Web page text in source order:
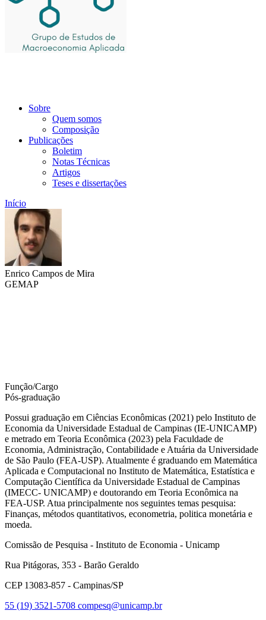
Sobre
Quem somos
Composição
Publicações
Boletim
Notas Técnicas
Artigos
Teses e dissertações
Início
Enrico Campos de Mira
GEMAP
Função/Cargo
Pós-graduação
Possui graduação em Ciências Econômicas (2021) pelo Instituto de
Economia da Universidade Estadual de Campinas (IE-UNICAMP)
e metrado em Teoria Econômica (2023) pela Faculdade de
Economia, Administração, Contabilidade e Atuária da Universidade
de São Paulo (FEA-USP). Atualmente é graduando em Matemática
Aplicada e Computacional no Instituto de Matemática, Estatística e
Computação Científica da Universidade Estadual de Campinas
(IMECC- UNICAMP) e doutorando em Teoria Econômica na
FEA-USP. Atua principalmente nos seguintes temas pesquisa:
Finanças, métodos quantitativos, econometria, politica monetária e
moeda.
Comissão de Pesquisa - Instituto de Economia - Unicamp
Rua Pitágoras, 353 - Barão Geraldo
CEP 13083-857 - Campinas/SP
55 (19) 3521-5708 compesq@unicamp.br